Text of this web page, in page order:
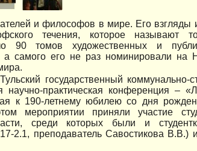
и философов в мире. Его взгляды
течения, которое называют
90 томов художественных и
а самого его не раз номинировали на
государственный коммунально-
научно-практическая конференция –
к 190-летнему юбилею со дня
мероприятии приняли участие
среди которых были и
2.1, преподаватель Савостикова В.В.)